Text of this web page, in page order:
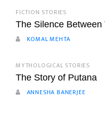
FICTION STORIES
The Silence Between
KOMAL MEHTA
MYTHOLOGICAL STORIES
The Story of Putana
ANNESHA BANERJEE